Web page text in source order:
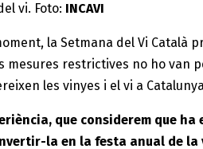
vi. Foto: INCAVI
la Setmana del Vi
restrictives no ho van
les vinyes i el vi a
que considerem que
la en la festa anual de la